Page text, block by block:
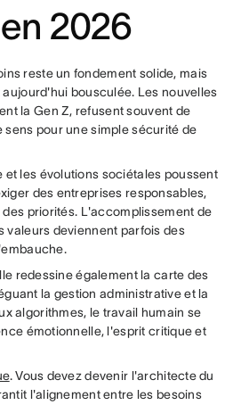
2026
reste un fondement solide, mais
bousculée. Les nouvelles
la Gen Z, refusent souvent de
sens pour une simple sécurité de
les évolutions sociétales poussent
des entreprises responsables,
priorités. L'accomplissement de
valeurs deviennent parfois des
redessine également la carte des
la gestion administrative et la
algorithmes, le travail humain se
émotionnelle, l'esprit critique et
. Vous devez devenir l'architecte du
l'alignement entre les besoins